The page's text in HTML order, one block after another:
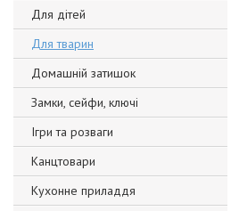
Для дітей
Для тварин
Домашній затишок
Замки, сейфи, ключі
Ігри та розваги
Канцтовари
Кухонне приладдя